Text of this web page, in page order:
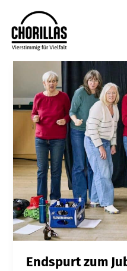
springen
Endspurt zum